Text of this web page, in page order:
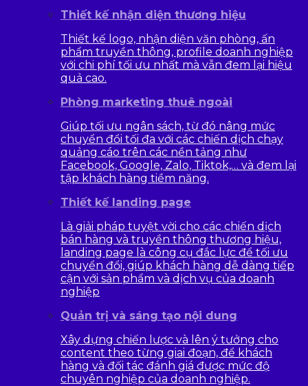
Thiết kế nhận diện thương hiệu
Thiết kế logo, nhận diện văn phòng, ấn
phẩm truyền thông, profile doanh nghiệp
với chi phí tối ưu nhất mà vẫn đem lại hiệu
quả cao.
Phòng marketing thuê ngoài
Giúp tối ưu ngân sách, từ đó nâng mức
chuyển đổi tối đa với các chiến dịch chạy
quảng cáo trên các nền tảng như
Facebook, Google, Zalo, Tiktok,… và đem lại
tập khách hàng tiềm năng.
Thiết kế landing page
Là giải pháp tuyệt vời cho các chiến dịch
bán hàng và truyền thông thương hiệu,
landing page là công cụ đắc lực để tối ưu
chuyển đổi, giúp khách hàng dễ dàng tiếp
cận với sản phẩm và dịch vụ của doanh
nghiệp
Quản trị và sáng tạo nội dung
Xây dựng chiến lược và lên ý tưởng cho
content theo từng giai đoạn, để khách
hàng và đối tác đánh giá được mức độ
chuyên nghiệp của doanh nghiệp.